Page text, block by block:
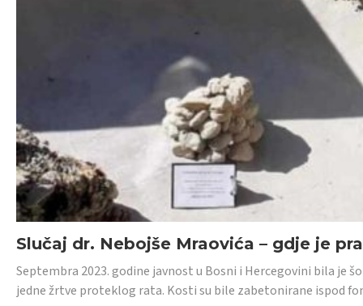
Slučaj dr. Nebojše Mraovića – gdje je
Septembra 2023. godine javnost u Bosni i Hercegovini bila je
jedne žrtve proteklog rata. Kosti su bile zabetonirane ispod